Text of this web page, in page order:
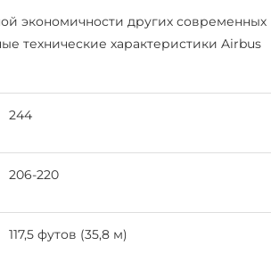
экономичности других современных
технические характеристики Airbus
244
206-220
117,5 футов (35,8 м)